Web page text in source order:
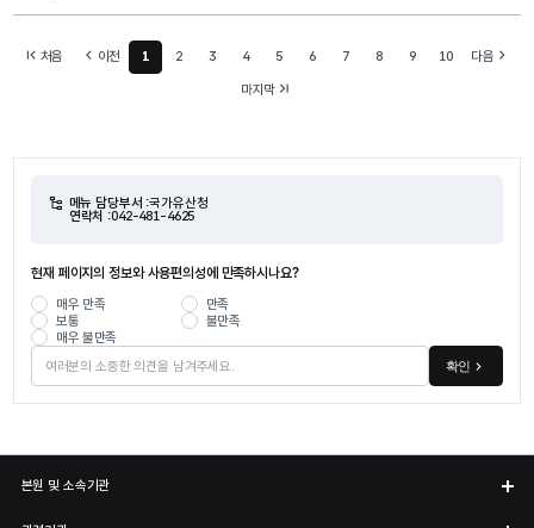
처음 이전 1현재 페이지
2 3 4 5 6 7 8 9 10
다음
마지막
메뉴 담당부서 :국가유산청
연락처 :042-481-4625
현재 페이지의 정보와 사용편의성에 만족하시나요?
매우 만족
만족
보통
불만족
매우 불만족
확인
본원 및 소속기관